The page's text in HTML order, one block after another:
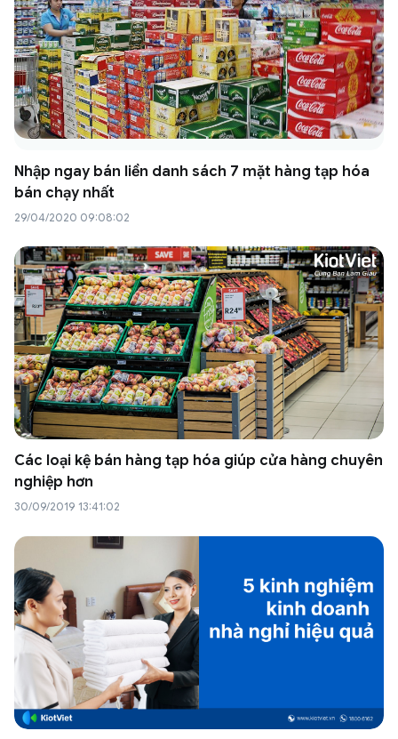
Nhập ngay bán liền danh sách 7 mặt hàng tạp hóa
bán chạy nhất
29/04/2020 09:08:02
Các loại kệ bán hàng tạp hóa giúp cửa hàng chuyên
nghiệp hơn
30/09/2019 13:41:02